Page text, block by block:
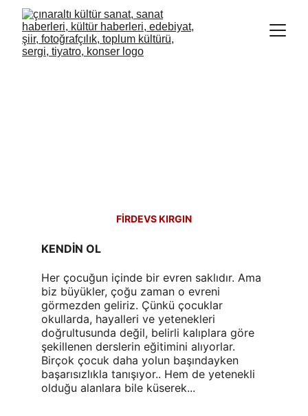
FİRDEVS KIRGIN
KENDİN OL
Her çocuğun içinde bir evren saklıdır. Ama
biz büyükler, çoğu zaman o evreni
görmezden geliriz. Çünkü çocuklar
okullarda, hayalleri ve yetenekleri
doğrultusunda değil, belirli kalıplara göre
şekillenen derslerin eğitimini alıyorlar.
Birçok çocuk daha yolun başındayken
başarısızlıkla tanışıyor.. Hem de yetenekli
olduğu alanlara bile küserek...